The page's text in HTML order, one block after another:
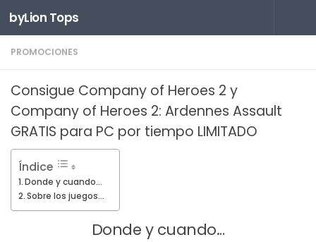
Saltar al contenido
byLion Tops
PROMOCIONES
Consigue Company of Heroes 2 y
Company of Heroes 2: Ardennes Assault
GRATIS para PC por tiempo LIMITADO
Índice
Donde y cuando…
Sobre los juegos…
Donde y cuando…